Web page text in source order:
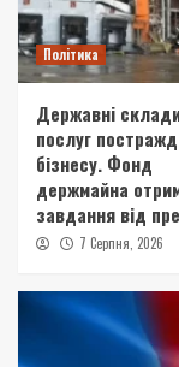
Політика
Державні
послуг
бізнесу. Фонд
держмайна
завдання від
7 Серпня, 2026